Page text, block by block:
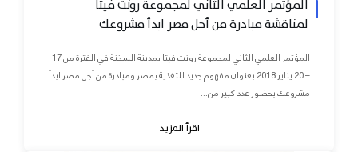
المؤتمر العلمي الثاني لمجموعة رونت فيتا
لمناقشة مبادرة من أجل مصر ابدأ مشروعك
المؤتمر العلمي الثاني لمجموعة رونت فيتا بمدينة السخنة في الفترة من 17
– 20 يناير 2018 بعنوان مفهوم جديد للتغذية بمصر ومبادرة من أجل مصر ابدأ
مشروعك بحضور عدد كبير من...
اقرأ المزيد